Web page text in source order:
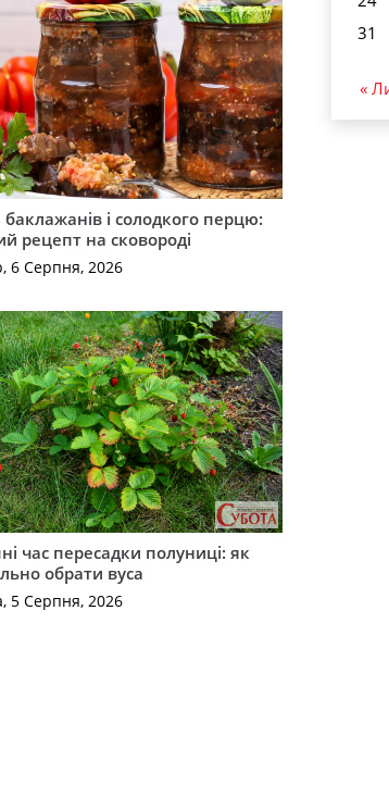
баклажанів і солодкого перцю:
рецепт на сковороді
6 Серпня, 2026
час пересадки полуниці: як
обрати вуса
5 Серпня, 2026
31
«